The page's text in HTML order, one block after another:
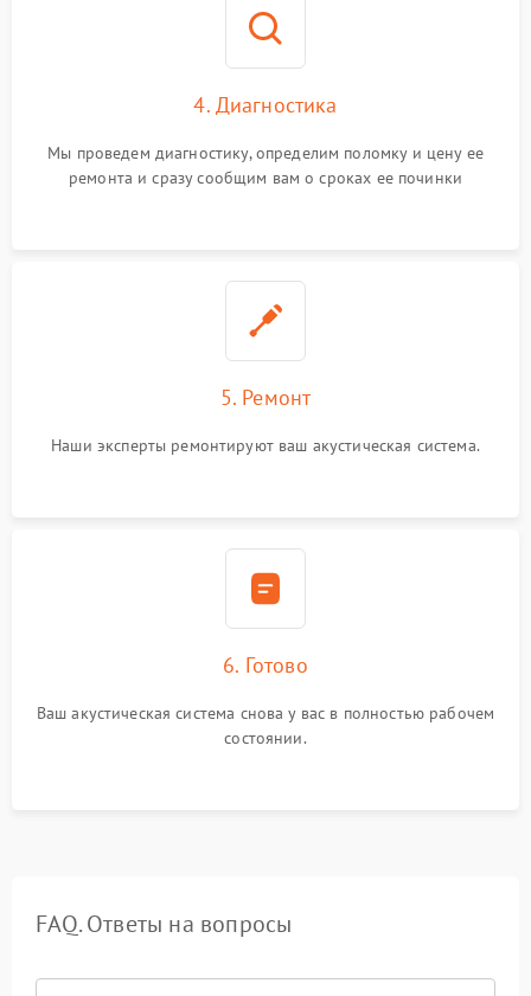
4. Диагностика
Мы проведем диагностику, определим поломку и цену ее
ремонта и сразу сообщим вам о сроках ее починки
5. Ремонт
Наши эксперты ремонтируют ваш акустическая система.
6. Готово
Ваш акустическая система снова у вас в полностью рабочем
состоянии.
FAQ. Ответы на вопросы